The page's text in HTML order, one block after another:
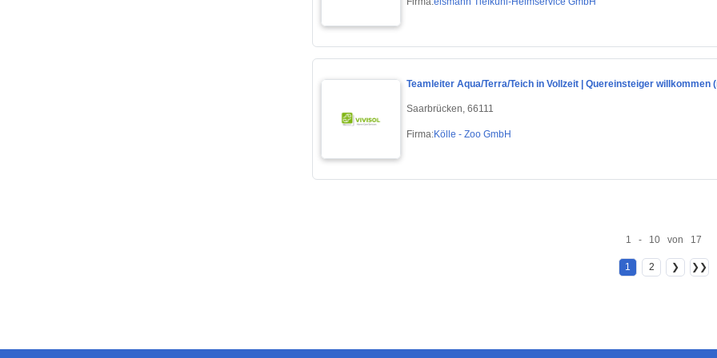
Teamleiter Aqua/Terra/Teich in Vollzeit | Quereinsteiger willkommen
Saarbrücken, 66111
Firma:Kölle - Zoo GmbH
1 - 10 von 17
1 2 ❯ ❯❯